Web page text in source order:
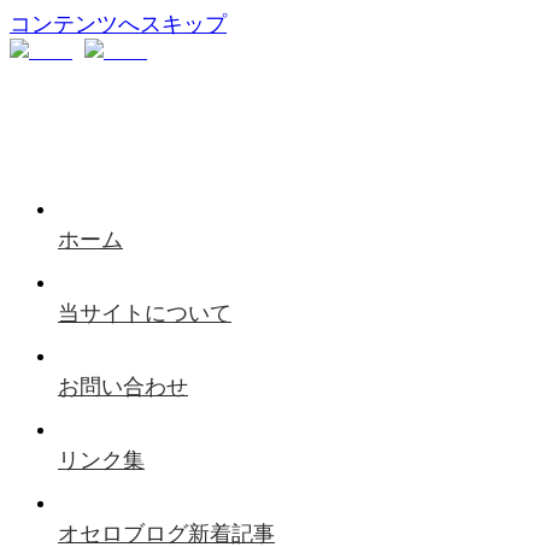
コンテンツへスキップ
ホーム
当サイトについて
お問い合わせ
リンク集
オセロブログ新着記事